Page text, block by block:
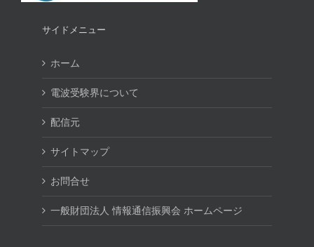
サイドメニュー
ホーム
電波受験界について
配信元
サイトマップ
お問合せ
一般財団法人 情報通信振興会 ホームページ